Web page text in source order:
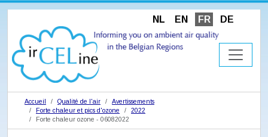
NL EN FR DE
Accueil Qualité de l'air
Avertissements
Forte chaleur et pics d'ozone
2022
Forte chaleur ozone - 06082022